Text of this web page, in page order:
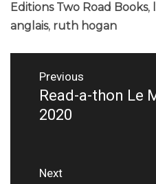
Editions Two Road Books,
anglais, ruth hogan
Navigation
l’article
Previous
Previous
post:
Read-a-thon Le
2020
Next